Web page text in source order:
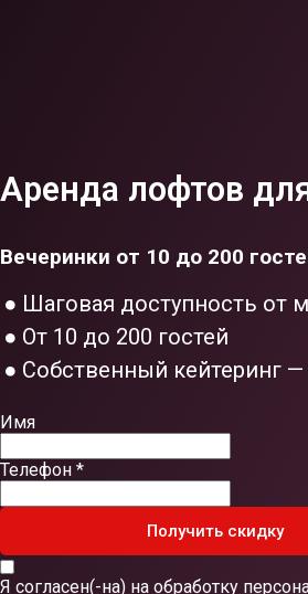
Аренда лофтов
Вечеринки от 10 до 200
● Шаговая доступность от
● От 10 до 200 гостей
● Собственный кейтеринг
Имя
Телефон *
Получить скидку
Я согласен(-на) на обработку